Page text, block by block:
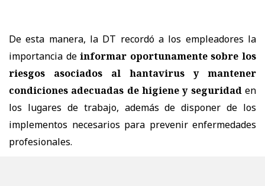
De esta manera, la DT recordó a los empleadores la
importancia deinformar oportunamente sobre los
riesgos asociados al hantavirus y mantener
condiciones adecuadas de higiene y seguridaden
los lugares de trabajo, además de disponer de los
implementos necesarios para prevenir enfermedades
profesionales.